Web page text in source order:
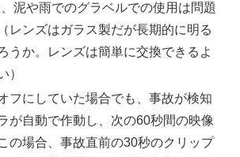
泥や雨でのグラベルでの使用は問題
レンズはガラス製だが長期的に明る
うか。レンズは簡単に交換できるよ
）
フにしていた場合でも、事故が検知
が自動で作動し、次の60秒間の映像
の場合、事故直前の30秒のクリップ